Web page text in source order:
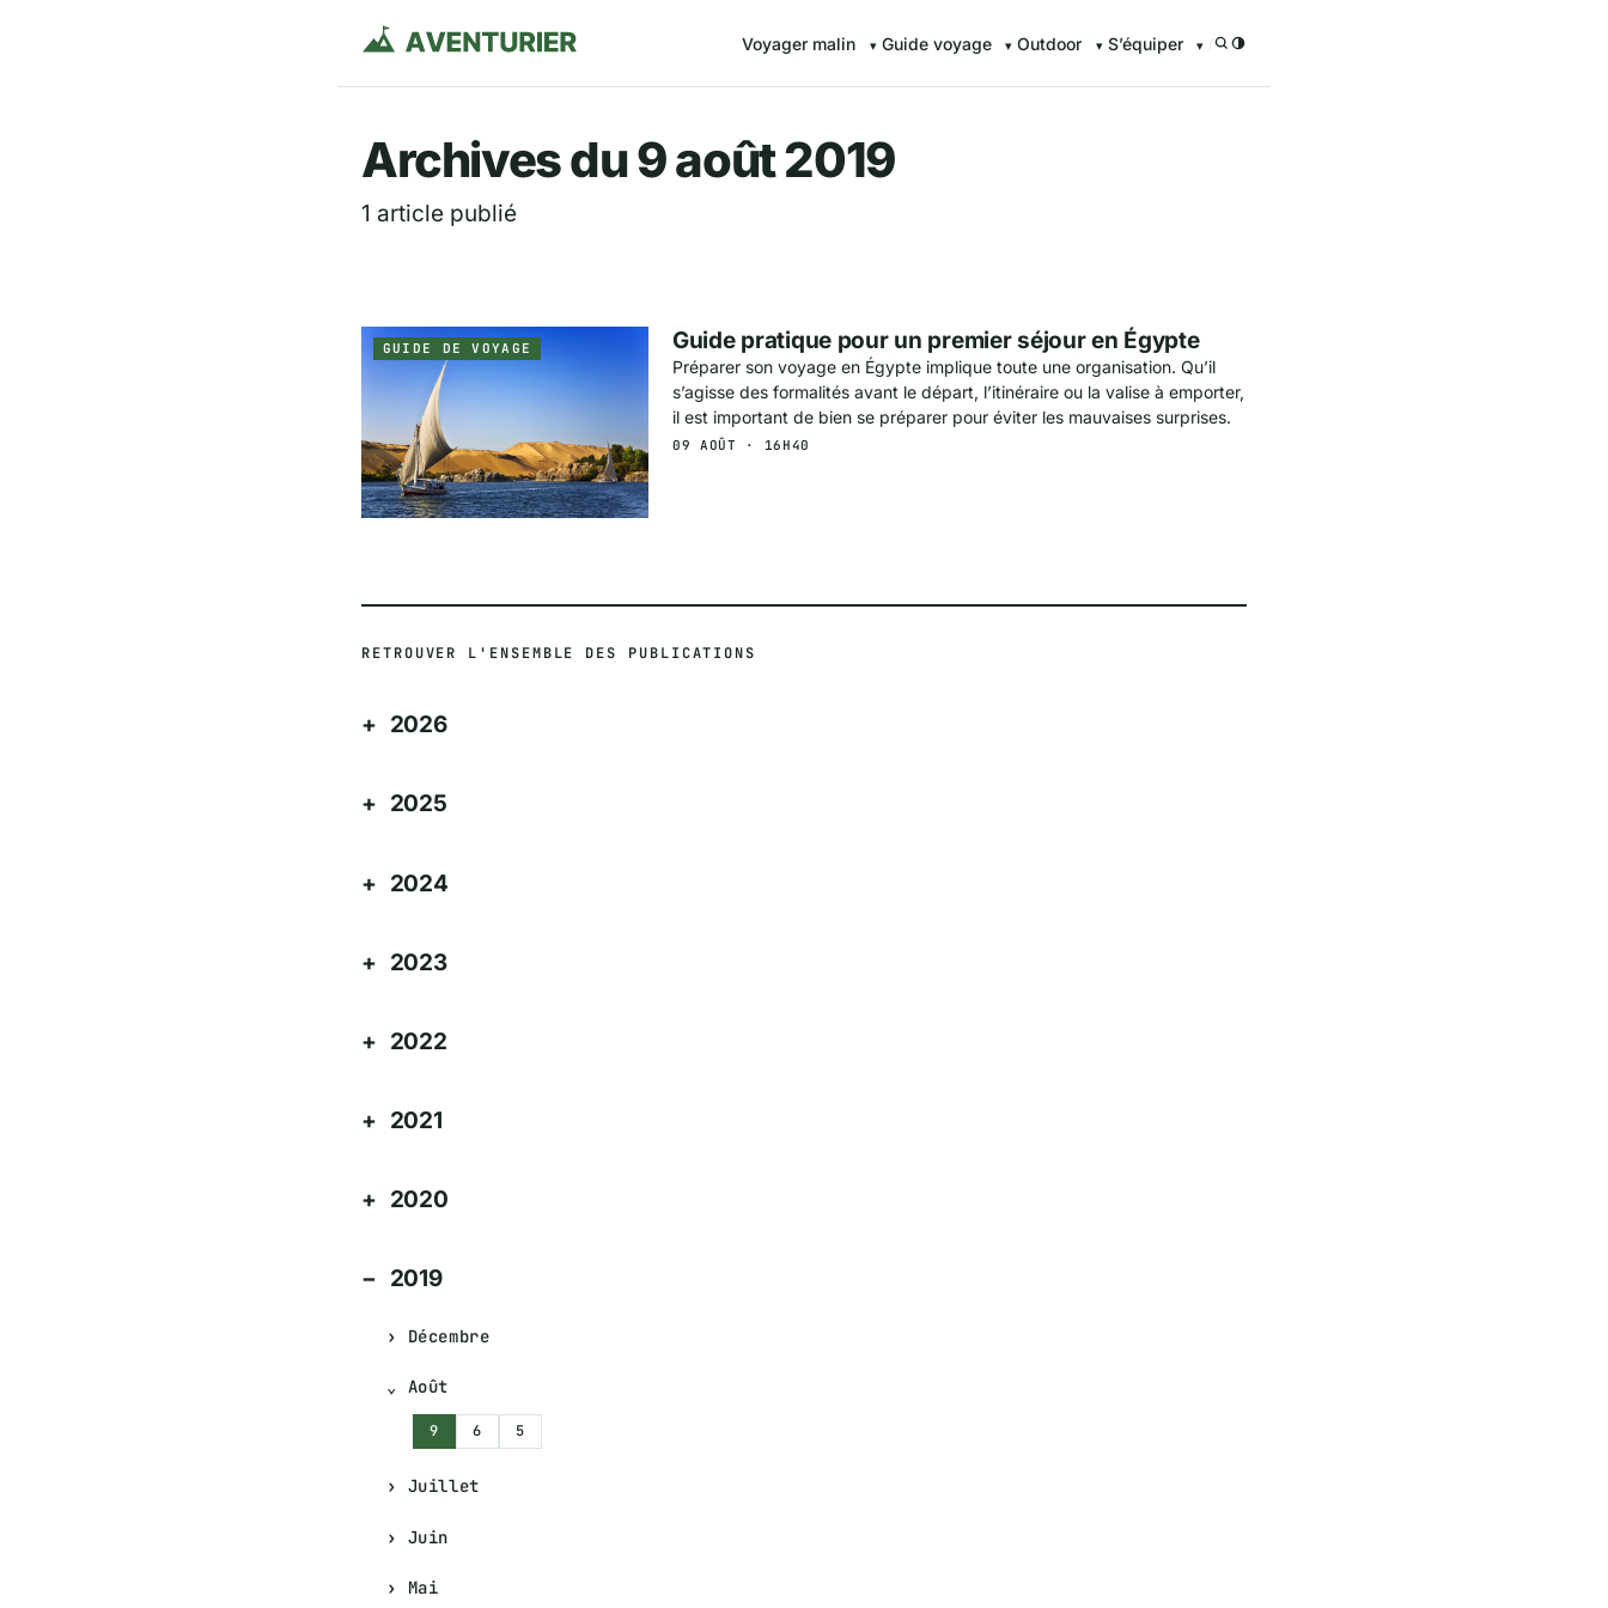
Aventurier.fr — Voyager malin avec Aventurier.FR grâce à nos
Voyager malin Guide voyage Outdoor S’équiper /
Archives du 9 août 2019
1 article publié
GUIDE DE VOYAGE Guide pratique pour un premier séjour en Égypte
Préparer son voyage en Égypte implique toute une organisation. Qu’il
s’agisse des formalités avant le départ, l’itinéraire ou la valise à emporter,
il est important de bien se préparer pour éviter les mauvaises surprises.
09 AOÛT · 16H40
RETROUVER L'ENSEMBLE DES PUBLICATIONS
2026
2025
2024
2023
2022
2021
2020
2019
Décembre
Août
9 6 5
Juillet
Juin
Mai